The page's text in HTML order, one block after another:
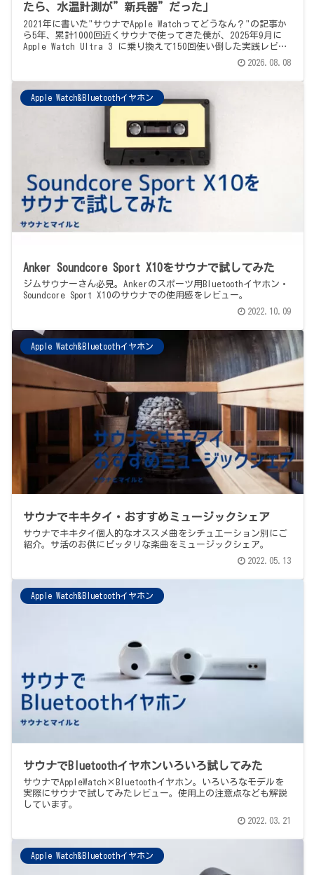
たら、水温計測が”新兵器”だった」
2021年に書いた"サウナでApple Watchってどうなん？"の記事か
ら5年、累計1000回近くサウナで使ってきた僕が、2025年9月に
Apple Watch Ultra 3 に乗り換えて150回使い倒した実践レビュ
ー。Ultra 3 独自の水温計測機能、6から明確に変わった4つのこ
と（熱耐性・操作性・駆動時間・見た目）、そして気になる
¥129,800というお値段のリセールバリューまで、正直に。既存の
Apple Watch記事・Bluetoothイヤホン記事とセットでどうぞ。
2026.08.08
Apple Watch&Bluetoothイヤホン
Anker Soundcore Sport X10をサウナで試してみた
ジムサウナーさん必見。Ankerのスポーツ用Bluetoothイヤホン・
Soundcore Sport X10のサウナでの使用感をレビュー。
2022.10.09
Apple Watch&Bluetoothイヤホン
サウナでキキタイ・おすすめミュージックシェア
サウナでキキタイ個人的なオススメ曲をシチュエーション別にご
紹介。サ活のお供にピッタリな楽曲をミュージックシェア。
2022.05.13
Apple Watch&Bluetoothイヤホン
サウナでBluetoothイヤホンいろいろ試してみた
サウナでAppleWatch×Bluetoothイヤホン。いろいろなモデルを
実際にサウナで試してみたレビュー。使用上の注意点なども解説
しています。
2022.03.21
Apple Watch&Bluetoothイヤホン